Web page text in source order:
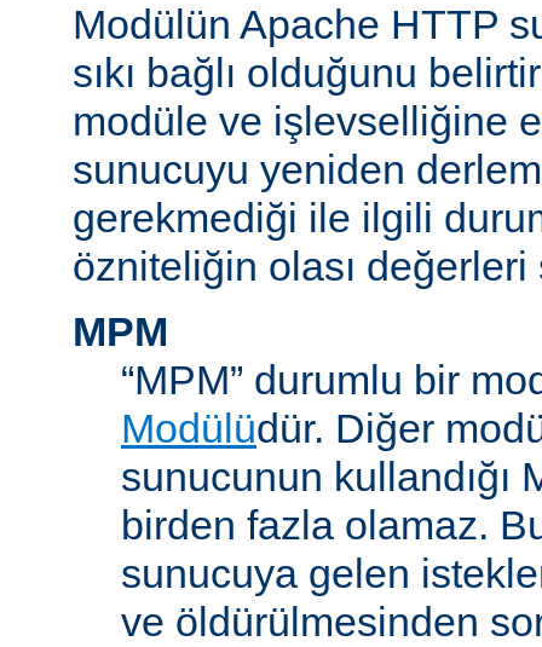
Modülün Apache HTTP
sıkı bağlı olduğunu
modüle ve işlevselliğine
sunucuyu yeniden
gerekmediği ile ilgili
özniteliğin olası değerleri
MPM
“MPM” durumlu bir
Modülüdür. Diğer
sunucunun kullandığı
birden fazla olamaz.
sunucuya gelen
ve öldürülmesinden